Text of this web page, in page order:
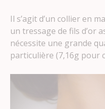
Il s’agit d’un collier en
un tressage de fils d’or
nécessite une grande
particulière (7,16g pour